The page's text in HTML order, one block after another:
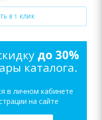
В 1 КЛИК
до 30%
каталога.
в личном кабинете
на сайте